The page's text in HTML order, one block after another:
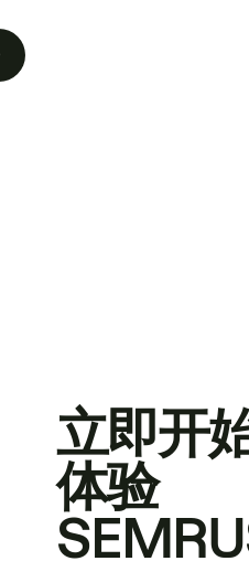
立即开
体验